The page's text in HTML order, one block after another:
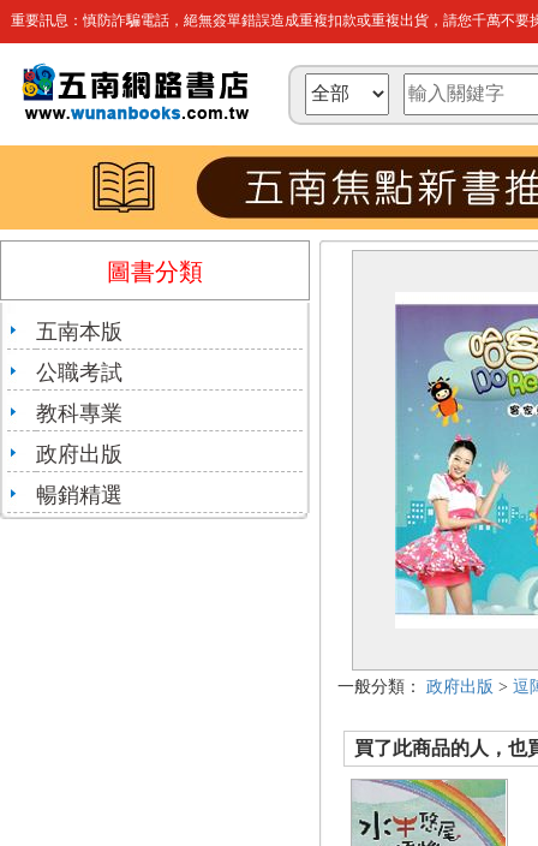
重要訊息：慎防詐騙電話，絕無簽單錯誤造成重複扣款或重複出貨，請您千萬不要
圖書分類
五南本版
公職考試
教科專業
政府出版
暢銷精選
一般分類： 政府出版 > 逗
買了此商品的人，也